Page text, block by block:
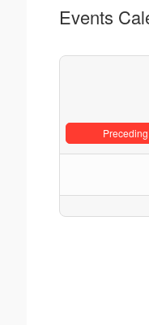
Events